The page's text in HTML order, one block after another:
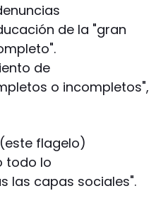
de la "gran
de
o incompletos",
flagelo)
todo lo
las capas sociales".